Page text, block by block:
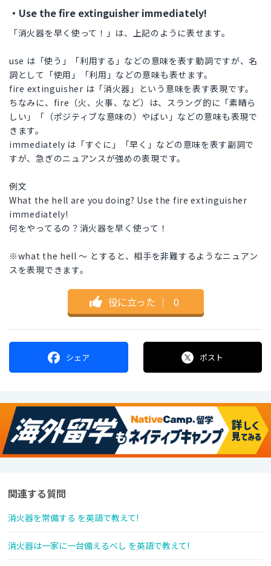
・Use the fire extinguisher immediately!
「消火器を早く使って！」は、上記のように表せます。
use は「使う」「利用する」などの意味を表す動詞ですが、名
詞として「使用」「利用」などの意味も表せます。
fire extinguisher は「消火器」という意味を表す表現です。
ちなみに、fire（火、火事、など）は、スラング的に「素晴ら
しい」「（ポジティブな意味の）やばい」などの意味も表現で
きます。
immediately は「すぐに」「早く」などの意味を表す副詞で
すが、急ぎのニュアンスが強めの表現です。
例文
What the hell are you doing? Use the fire extinguisher
immediately!
何をやってるの？消火器を早く使って！
※what the hell 〜 とすると、相手を非難するようなニュアン
スを表現できます。
役に立った ｜ 0
シェア ポスト
関連する質問
消火器を常備する を英語で教えて!
消火器は一家に一台備えるべし を英語で教えて!